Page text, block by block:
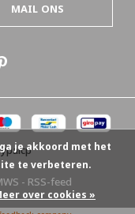
MAIL ONS
- RSS-feed
je akkoord met het
te verbeteren.
over cookies »